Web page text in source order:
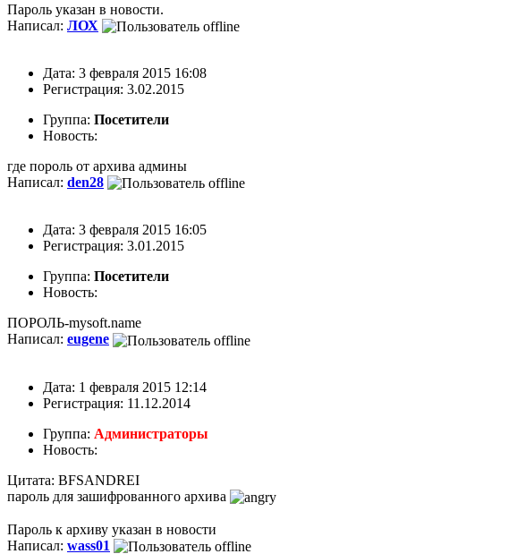
Пароль указан в новости.
Написал: ЛОХ
Дата: 3 февраля 2015 16:08
Регистрация: 3.02.2015
Группа: Посетители
Новость:
где пороль от архива админы
Написал: den28
Дата: 3 февраля 2015 16:05
Регистрация: 3.01.2015
Группа: Посетители
Новость:
ПОРОЛЬ-mysoft.name
Написал: eugene
Дата: 1 февраля 2015 12:14
Регистрация: 11.12.2014
Группа: Администраторы
Новость:
Цитата: BFSANDREI
пароль для зашифрованного архива
Пароль к архиву указан в новости
Написал: wass01